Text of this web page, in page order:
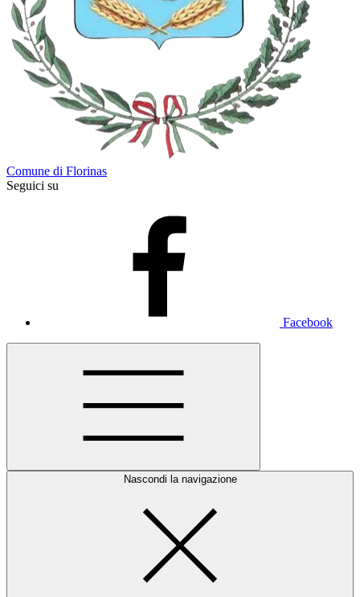
Comune di Florinas
Seguici su
Facebook
Nascondi la navigazione